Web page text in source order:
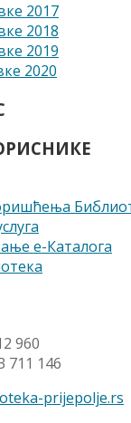
2017
2018
2019
2020
е-Каталога
960
711 146
prijepolje.rs